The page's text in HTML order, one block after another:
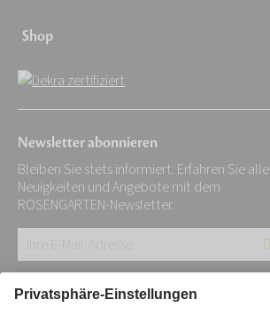
Shop
Newsletter abonnieren
Bleiben Sie stets informiert. Erfahren Sie alle
Neuigkeiten und Angebote mit dem
ROSENGARTEN-Newsletter.
E-
Mail-